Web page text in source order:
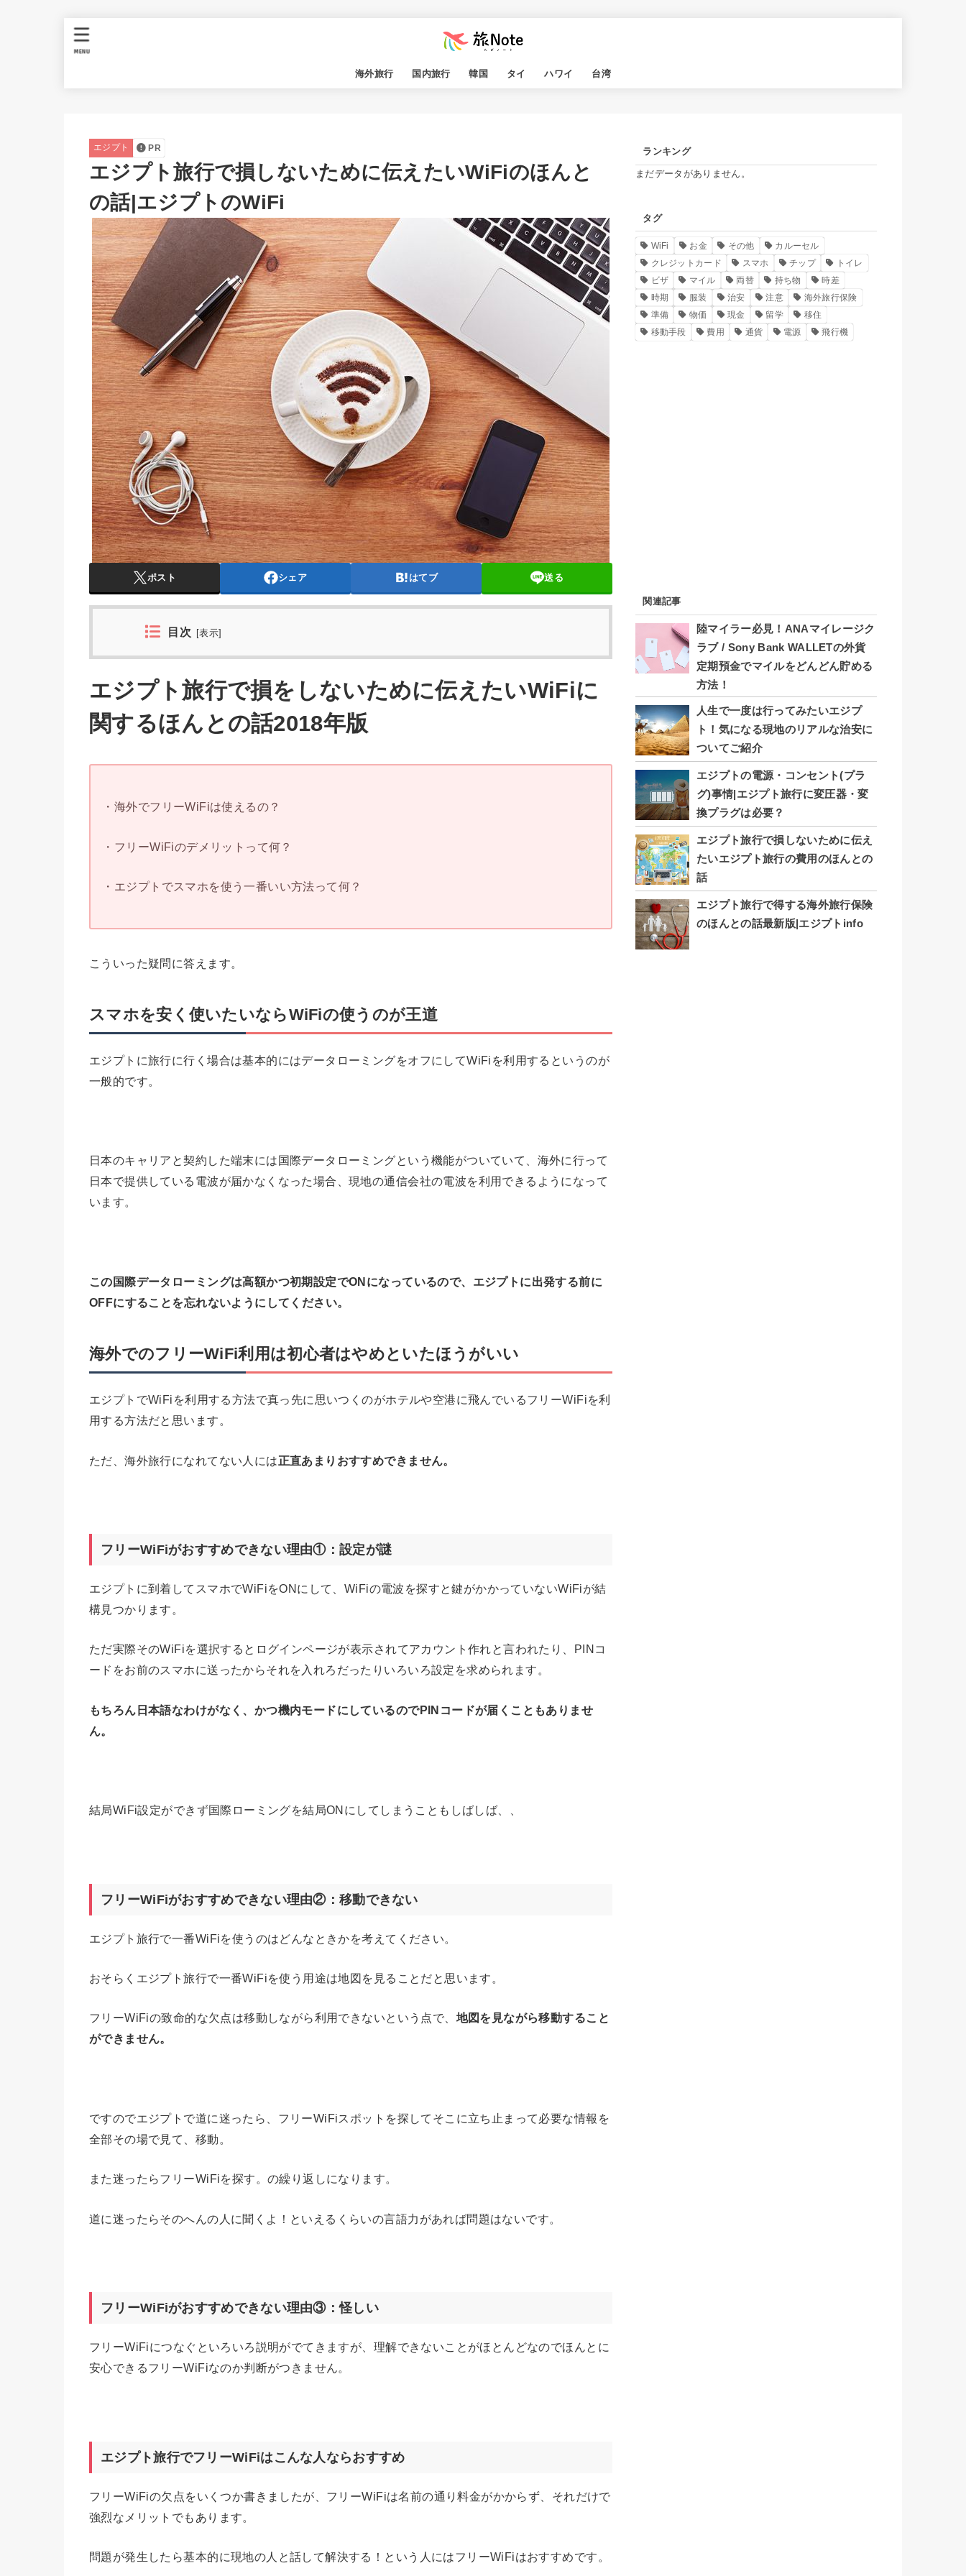
海外旅行 国内旅行 韓国 タイ ハワイ 台湾
MENU
エジプト PR
エジプト旅行で損しないために伝えたいWiFiのほんと
の話|エジプトのWiFi
ポスト シェア はてブ 送る
目次 [表示
エジプト旅行で損をしないために伝えたいWiFiに
関するほんとの話2018年版
・海外でフリーWiFiは使えるの？
・フリーWiFiのデメリットって何？
・エジプトでスマホを使う一番いい方法って何？
こういった疑問に答えます。
スマホを安く使いたいならWiFiの使うのが王道
エジプトに旅行に行く場合は基本的にはデータローミングをオフにしてWiFiを利用するというのが
一般的です。
日本のキャリアと契約した端末には国際データローミングという機能がついていて、海外に行って
日本で提供している電波が届かなくなった場合、現地の通信会社の電波を利用できるようになって
います。
この国際データローミングは高額かつ初期設定でONになっているので、エジプトに出発する前に
OFFにすることを忘れないようにしてください。
海外でのフリーWiFi利用は初心者はやめといたほうがいい
エジプトでWiFiを利用する方法で真っ先に思いつくのがホテルや空港に飛んでいるフリーWiFiを利
用する方法だと思います。
ただ、海外旅行になれてない人には正直あまりおすすめできません。
フリーWiFiがおすすめできない理由①：設定が謎
エジプトに到着してスマホでWiFiをONにして、WiFiの電波を探すと鍵がかかっていないWiFiが結
構見つかります。
ただ実際そのWiFiを選択するとログインページが表示されてアカウント作れと言われたり、PINコ
ードをお前のスマホに送ったからそれを入れろだったりいろいろ設定を求められます。
もちろん日本語なわけがなく、かつ機内モードにしているのでPINコードが届くこともありませ
ん。
結局WiFi設定ができず国際ローミングを結局ONにしてしまうこともしばしば、、
フリーWiFiがおすすめできない理由②：移動できない
エジプト旅行で一番WiFiを使うのはどんなときかを考えてください。
おそらくエジプト旅行で一番WiFiを使う用途は地図を見ることだと思います。
フリーWiFiの致命的な欠点は移動しながら利用できないという点で、 地図を見ながら移動すること
ができません。
ですのでエジプトで道に迷ったら、フリーWiFiスポットを探してそこに立ち止まって必要な情報を
全部その場で見て、移動。
また迷ったらフリーWiFiを探す。の繰り返しになります。
道に迷ったらそのへんの人に聞くよ！といえるくらいの言語力があれば問題はないです。
フリーWiFiがおすすめできない理由③：怪しい
フリーWiFiにつなぐといろいろ説明がでてきますが、理解できないことがほとんどなのでほんとに
安心できるフリーWiFiなのか判断がつきません。
エジプト旅行でフリーWiFiはこんな人ならおすすめ
フリーWiFiの欠点をいくつか書きましたが、フリーWiFiは名前の通り料金がかからず、それだけで
強烈なメリットでもあります。
問題が発生したら基本的に現地の人と話して解決する！という人にはフリーWiFiはおすすめです。
ランキング
まだデータがありません。
タグ
WiFi お金 その他
カルーセル
クレジットカード
スマホ チップ
トイレ
ビザ
マイル 両替 持ち物
時差
時期
服装 治安 注意
海外旅行保険
準備
物価 現金 留学
移住
移動手段
費用 通貨 電源 飛行機
関連記事
陸マイラー必見！ANAマイレージク
ラブ / Sony Bank WALLETの外貨
定期預金でマイルをどんどん貯める
方法！
人生で一度は行ってみたいエジプ
ト！気になる現地のリアルな治安に
ついてご紹介
エジプトの電源・コンセント(プラ
グ)事情|エジプト旅行に変圧器・変
換プラグは必要？
エジプト旅行で損しないために伝え
たいエジプト旅行の費用のほんとの
話
エジプト旅行で得する海外旅行保険
のほんとの話最新版|エジプトinfo